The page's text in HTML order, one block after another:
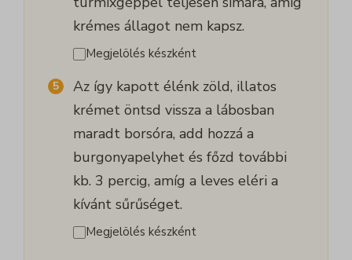
krémes állagot nem kapsz.
Megjelölés készként
Az így kapott élénk zöld, illatos
krémet öntsd vissza a lábosban
maradt borsóra, add hozzá a
burgonyapelyhet és főzd további
kb. 3 percig, amíg a leves eléri a
kívánt sűrűséget.
Megjelölés készként